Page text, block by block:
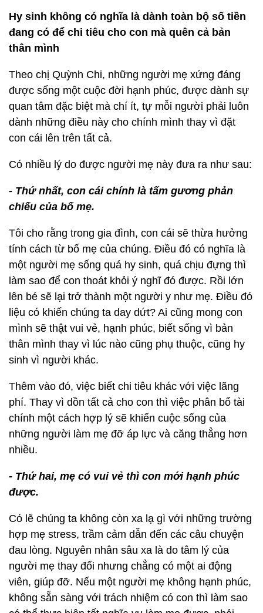
Hy sinh không có nghĩa là dành toàn bộ số tiền
đang có để chi tiêu cho con mà quên cả bản
thân mình
Theo chị Quỳnh Chi, những người mẹ xứng đáng
được sống một cuộc đời hạnh phúc, được dành sự
quan tâm đặc biệt mà chí ít, tự mỗi người phải luôn
dành những điều này cho chính mình thay vì đặt
con cái lên trên tất cả.
Có nhiều lý do được người mẹ này đưa ra như sau:
- Thứ nhất, con cái chính là tấm gương phản
chiếu của bố mẹ.
Tôi cho rằng trong gia đình, con cái sẽ thừa hưởng
tính cách từ bố mẹ của chúng. Điều đó có nghĩa là
một người mẹ sống quá hy sinh, quá chịu đựng thì
làm sao để con thoát khỏi ý nghĩ đó được. Rồi lớn
lên bé sẽ lại trở thành một người y như mẹ. Điều đó
liệu có khiến chúng ta day dứt? Ai cũng mong con
mình sẽ thật vui vẻ, hạnh phúc, biết sống vì bản
thân mình thay vì lúc nào cũng phụ thuộc, cũng hy
sinh vì người khác.
Thêm vào đó, việc biết chi tiêu khác với việc lãng
phí. Thay vì dồn tất cả cho con thì việc phân bổ tài
chính một cách hợp lý sẽ khiến cuộc sống của
những người làm mẹ đỡ áp lực và căng thẳng hơn
nhiều.
- Thứ hai, mẹ có vui vẻ thì con mới hạnh phúc
được.
Có lẽ chúng ta không còn xa lạ gì với những trường
hợp mẹ stress, trầm cảm dẫn đến các câu chuyện
đau lòng. Nguyên nhân sâu xa là do tâm lý của
người mẹ thay đổi nhưng chẳng có một ai động
viên, giúp đỡ. Nếu một người mẹ không hạnh phúc,
không sẵn sàng với trách nhiệm có con thì làm sao